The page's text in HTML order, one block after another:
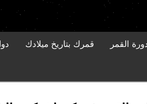
القمر قمرك بتاريخ ميلادك